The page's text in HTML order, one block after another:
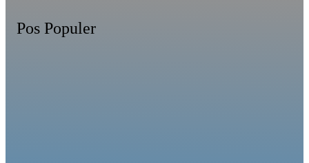
Pos Populer